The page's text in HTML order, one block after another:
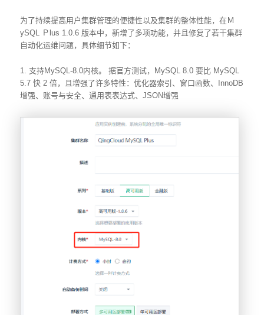
为了持续提高用户集群管理的便捷性以及集群的整体性能，在Ｍ
ySQL Ｐlus 1.0.6 版本中，新增了多项功能，并且修复了若干集群
自动化运维问题，具体细节如下：
1. 支持MySQL-8.0内核。 据官方测试，MySQL 8.0 要比 MySQL
5.7 快 2 倍，且增强了许多特性：优化器索引、窗口函数、InnoDB
增强、账号与安全、通用表表达式、JSON增强